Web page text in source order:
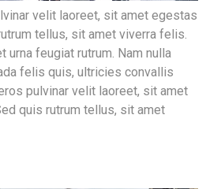
velit laoreet, sit amet egestas
tellus, sit amet viverra felis.
feugiat rutrum. Nam nulla
felis quis, ultricies convallis
pulvinar velit laoreet, sit amet
quis rutrum tellus, sit amet